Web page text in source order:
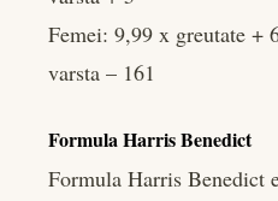
Femei: 9,99 x greutate +
varsta – 161
Formula Harris Benedict
Formula Harris Benedict